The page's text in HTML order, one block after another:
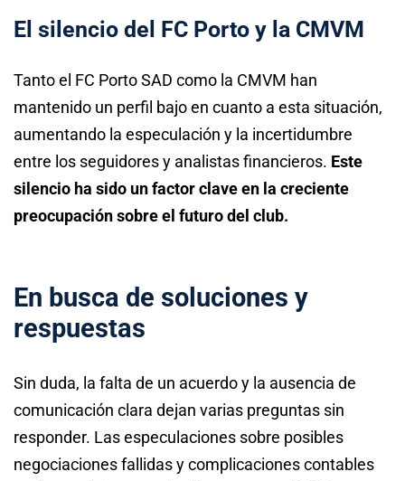
El silencio del FC Porto y la CMVM
Tanto el FC Porto SAD como la CMVM han
mantenido un perfil bajo en cuanto a esta situación,
aumentando la especulación y la incertidumbre
entre los seguidores y analistas financieros. Este
silencio ha sido un factor clave en la creciente
preocupación sobre el futuro del club.
En busca de soluciones y
respuestas
Sin duda, la falta de un acuerdo y la ausencia de
comunicación clara dejan varias preguntas sin
responder. Las especulaciones sobre posibles
negociaciones fallidas y complicaciones contables